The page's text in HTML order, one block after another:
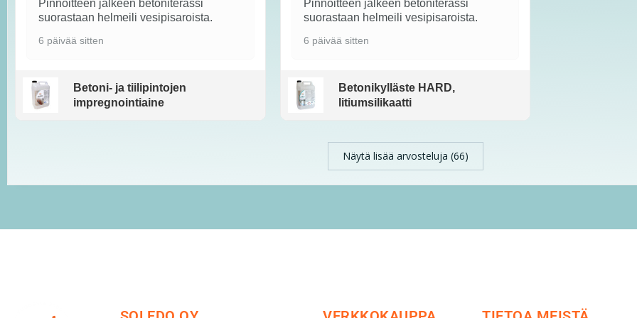
Pinnoitteen jälkeen betoniterassi
suorastaan helmeili vesipisaroista.
6 päivää sitten
Betoni- ja tiilipintojen
impregnointiaine
Pinnoitteen jälkeen betoniterassi
suorastaan helmeili vesipisaroista.
6 päivää sitten
Betonikylläste HARD,
litiumsilikaatti
Näytä lisää arvosteluja (66)